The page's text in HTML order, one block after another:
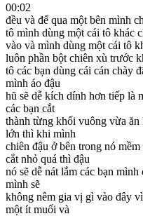
00:02
đều và để qua một bên mình
tô mình dùng một cái tô khác
vào và mình dùng một cái tô
luôn phần bột chiên xù trước
tô các bạn dùng cái cán chày
mình áo đậu
hũ sẽ dễ kích dính hơn tiếp là
các bạn cắt
thành từng khối vuông vừa
lớn thì khi mình
chiên đậu ở bên trong nó
cắt nhỏ quá thì đậu
nó sẽ dễ nát lắm các bạn
mình sẽ
không nêm gia vị gì vào đây
một ít muối và